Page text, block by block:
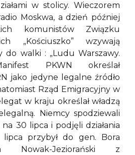
w stolicy. Wieczorem
Moskwa, a dzień później
komunistów Związku
„Kościuszko” wzywają
do walki : „Ludu Warszawy.
PKWN określał
jako jedyne legalne źródło
Rząd Emigracyjny w
w kraju określał władzą
Niemcy spodziewali
30 lipca i podjęli działania
lipca przybył do gen. Bora
Nowak-Jeziorański z